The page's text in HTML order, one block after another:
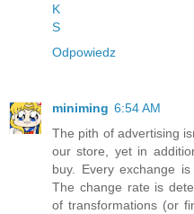
K
S
Odpowiedz
miniming 6:54 AM
The pith of advertising
our store, yet in
buy. Every exchange
The change rate is
of transformations (or